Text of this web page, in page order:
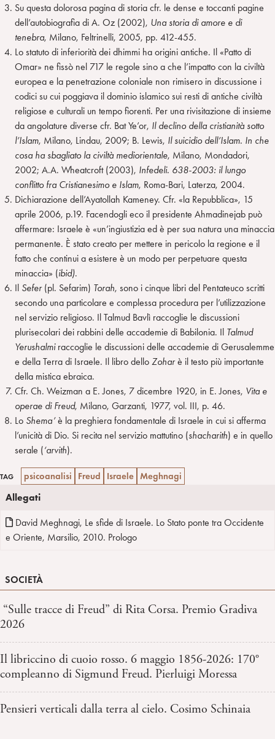
Su questa dolorosa pagina di storia cfr. le dense e toccanti pagine
dell’autobiografia di A. Oz (2002), Una storia di amore e di
tenebra, Milano, Feltrinelli, 2005, pp. 412-455.
Lo statuto di inferiorità dei dhimmi ha origini antiche. Il «Patto di
Omar» ne fissò nel 717 le regole sino a che l’impatto con la civiltà
europea e la penetrazione coloniale non rimisero in discussione i
codici su cui poggiava il dominio islamico sui resti di antiche civiltà
religiose e culturali un tempo fiorenti. Per una rivisitazione di insieme
da angolature diverse cfr. Bat Ye’or, Il declino della cristianità sotto
l’Islam, Milano, Lindau, 2009; B. Lewis, Il suicidio dell’Islam. In che
cosa ha sbagliato la civiltà mediorientale, Milano, Mondadori,
2002; A.A. Wheatcroft (2003), Infedeli. 638-2003: il lungo
conflitto fra Cristianesimo e Islam, Roma-Bari, Laterza, 2004.
Dichiarazione dell’Ayatollah Kameney. Cfr. «la Repubblica», 15
aprile 2006, p.19. Facendogli eco il presidente Ahmadinejab può
affermare: Israele è «un’ingiustizia ed è per sua natura una minaccia
permanente. È stato creato per mettere in pericolo la regione e il
fatto che continui a esistere è un modo per perpetuare questa
minaccia» (ibid).
Il Sefer (pl. Sefarim) Torah, sono i cinque libri del Pentateuco scritti
secondo una particolare e complessa procedura per l’utilizzazione
nel servizio religioso. Il Talmud Bavlì raccoglie le discussioni
plurisecolari dei rabbini delle accademie di Babilonia. Il Talmud
Yerushalmi raccoglie le discussioni delle accademie di Gerusalemme
e della Terra di Israele. Il libro dello Zoharè il testo più importante
della mistica ebraica.
Cfr. Ch. Weizman a E. Jones, 7 dicembre 1920, in E. Jones, Vita e
operae di Freud, Milano, Garzanti, 1977, vol. III, p. 46.
Lo Shema’è la preghiera fondamentale di Israele in cui si afferma
l’unicità di Dio. Si recita nel servizio mattutino (shacharith) e in quello
serale (‘arvith).
TAG psicoanalisi Freud Israele Meghnagi
Allegati
David Meghnagi, Le sfide di Israele. Lo Stato ponte tra Occidente
e Oriente, Marsilio, 2010. Prologo
SOCIETÀ
“Sulle tracce di Freud” di Rita Corsa. Premio Gradiva
2026
Il libriccino di cuoio rosso. 6 maggio 1856-2026: 170°
compleanno di Sigmund Freud. Pierluigi Moressa
Pensieri verticali dalla terra al cielo. Cosimo Schinaia